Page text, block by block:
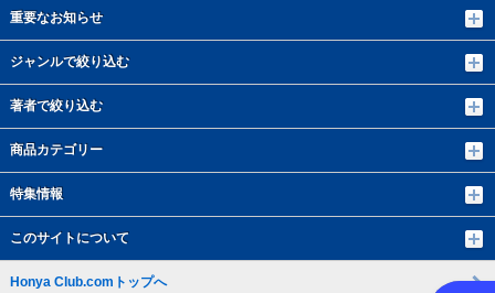
重要なお知らせ
ジャンルで絞り込む
著者で絞り込む
商品カテゴリー
特集情報
このサイトについて
Honya Club.comトップへ